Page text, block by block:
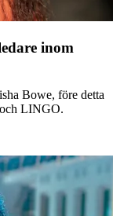
inom
Bowe, före detta
LINGO.